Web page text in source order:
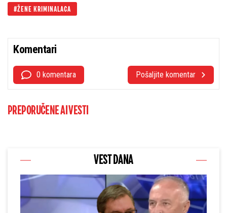
ŽENE KRIMINALACA
Komentari
0 komentara Pošaljite komentar
PREPORUČENE AI VESTI
VEST DANA